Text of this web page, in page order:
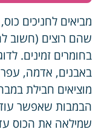
מביאים לחניכים
שהם רוצים (חשוב
בחומרים זמינים.
באבנים, אדמה,
מוציאים חבילת
הבמבות שאפשר
שמילאה את הכוס